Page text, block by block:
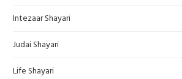
Intezaar Shayari
Judai Shayari
Life Shayari